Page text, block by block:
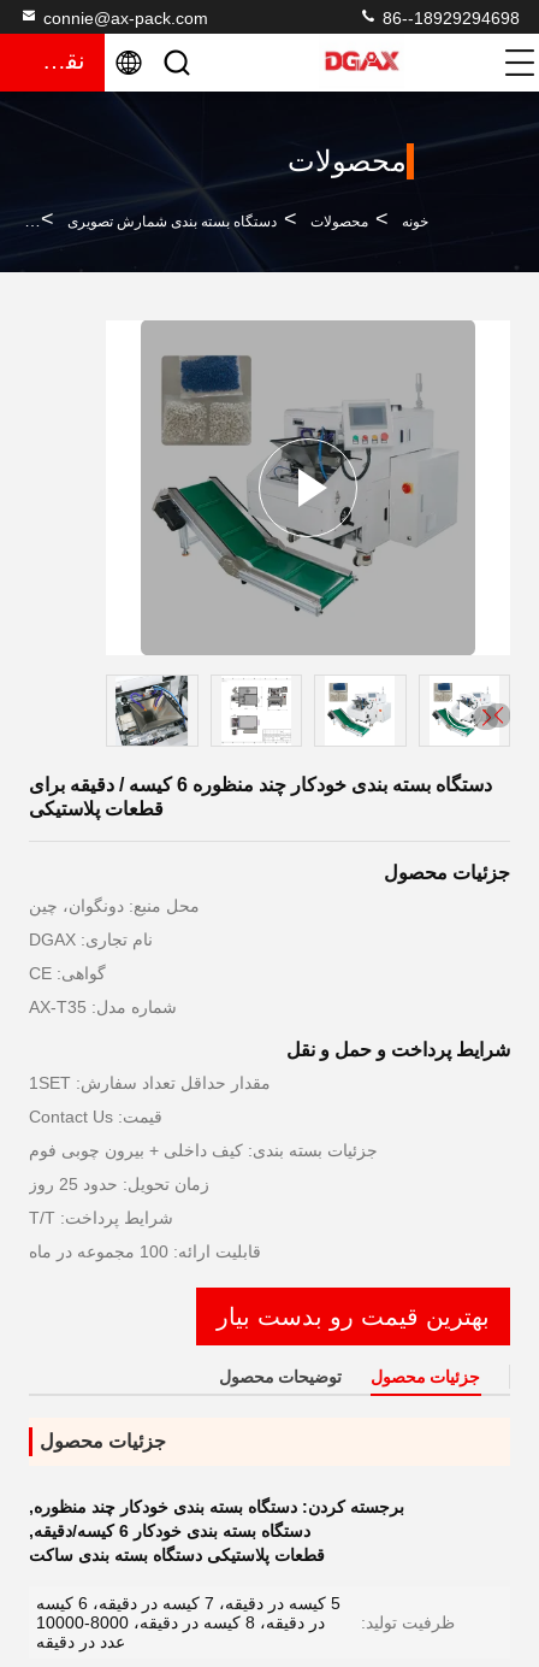
connie@ax-pack.com 86--18929294698
نقل قول
محصولات
خونه > محصولات > دستگاه بسته بندی شمارش تصویری >
دستگاه بسته بندی خودکار چند منظوره 6 کیسه / دقیقه برای
قطعات پلاستیکی
جزئیات محصول
محل منبع: دونگوان، چین
نام تجاری: DGAX
گواهی: CE
شماره مدل: AX-T35
شرایط پرداخت و حمل و نقل
مقدار حداقل تعداد سفارش: 1SET
قیمت: Contact Us
جزئیات بسته بندی: کیف داخلی + بیرون چوبی فوم
زمان تحویل: حدود 25 روز
شرایط پرداخت: T/T
قابلیت ارائه: 100 مجموعه در ماه
بهترین قیمت رو بدست بیار
جزئیات محصول توضیحات محصول
جزئیات محصول
برجسته کردن: دستگاه بسته بندی خودکار چند منظوره,
دستگاه بسته بندی خودکار 6 کیسه/دقیقه
,
قطعات پلاستیکی دستگاه بسته بندی ساکت
ظرفیت تولید:
5 کیسه در دقیقه، 7 کیسه در دقیقه، 6 کیسه
در دقیقه، 8 کیسه در دقیقه، 8000-10000
عدد در دقیقه